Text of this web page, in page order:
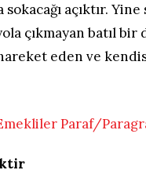
sokacağı açıktır.
çıkmayan batıl
eden ve